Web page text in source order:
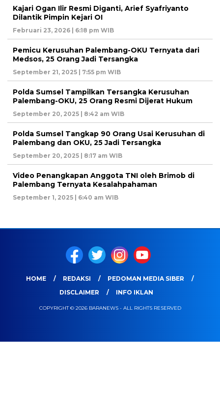
Kajari Ogan Ilir Resmi Diganti, Arief Syafriyanto
Dilantik Pimpin Kejari OI
Februari 23, 2026 | 6:18 pm WIB
Pemicu Kerusuhan Palembang-OKU Ternyata dari
Medsos, 25 Orang Jadi Tersangka
September 21, 2025 | 7:55 pm WIB
Polda Sumsel Tampilkan Tersangka Kerusuhan
Palembang-OKU, 25 Orang Resmi Dijerat Hukum
September 20, 2025 | 8:42 am WIB
Polda Sumsel Tangkap 90 Orang Usai Kerusuhan di
Palembang dan OKU, 25 Jadi Tersangka
September 20, 2025 | 8:17 am WIB
Video Penangkapan Anggota TNI oleh Brimob di
Palembang Ternyata Kesalahpahaman
September 1, 2025 | 6:40 am WIB
HOME REDAKSI
PEDOMAN MEDIA SIBER
DISCLAIMER
INFO IKLAN
COPYRIGHT © 2026 BARANEWS - ALL RIGHTS RESERVED